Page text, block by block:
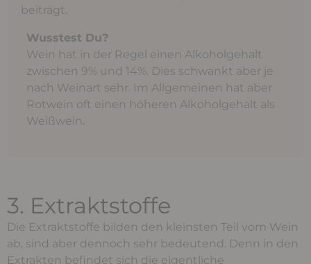
beiträgt.
Wusstest Du?
Wein hat in der Regel einen Alkoholgehalt
zwischen 9% und 14%. Dies schwankt aber je
nach Weinart sehr. Im Allgemeinen hat aber
Rotwein oft einen höheren Alkoholgehalt als
Weißwein.
3. Extraktstoffe
Die Extraktstoffe bilden den kleinsten Teil vom Wein
ab, sind aber dennoch sehr bedeutend. Denn in den
Extrakten befindet sich die eigentliche